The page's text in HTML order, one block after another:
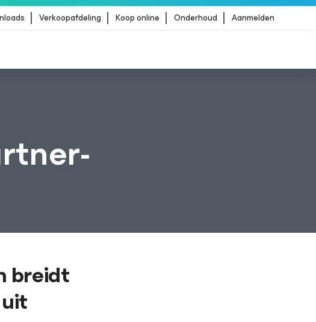
Verkoopafdeling Koop online Onderhoud Aanmelden
breidt